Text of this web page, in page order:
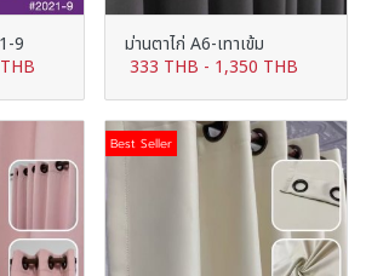
9
ม่านตาไก่ A6-เทาเข้ม
333 THB - 1,350 THB
Best Seller